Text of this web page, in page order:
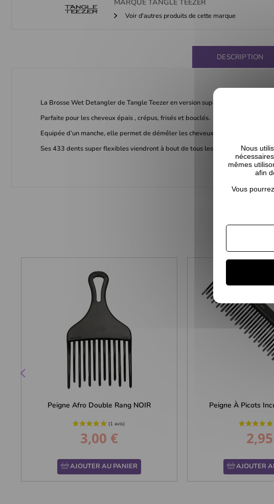
MARQUETANGLE TEEZER
Voir d'autres produits de cette marque
DESCRIPTION
La Brosse Wet Detangler de Tangle Teezer en version supersized!
Parfaite pour les cheveux épais , crépus, frisés et bouclés.
Equipée d’un manche, elle permet de démêler les cheveux les plus fragiles
Ses 433 dents super flexibles viendront à bout de tous les nœuds.
Peigne Afro Double Rang NOIR
Prix
3,00 €
AJOUTER AU PANIER
Peigne À Picots
Prix
AJOUTER
Nous
mêmes
afin
Vous